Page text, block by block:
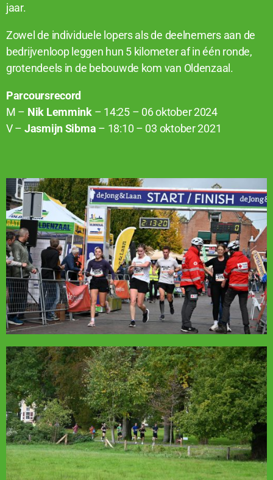
jaar.
Zowel de individuele lopers als de deelnemers aan de
bedrijvenloop leggen hun 5 kilometer af in één ronde,
grotendeels in de bebouwde kom van Oldenzaal.
Parcoursrecord
M – Nik Lemmink– 14:25 – 06 oktober 2024
V – Jasmijn Sibma – 18:10 – 03 oktober 2021